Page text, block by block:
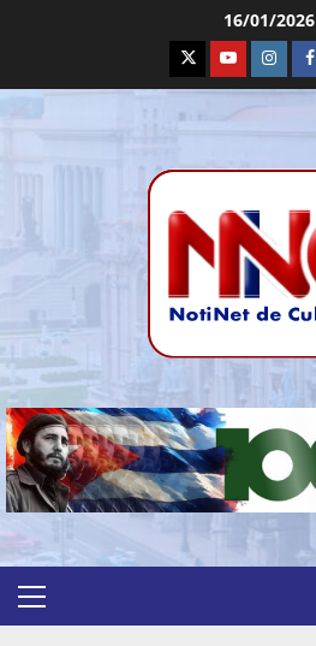
16/01/2026